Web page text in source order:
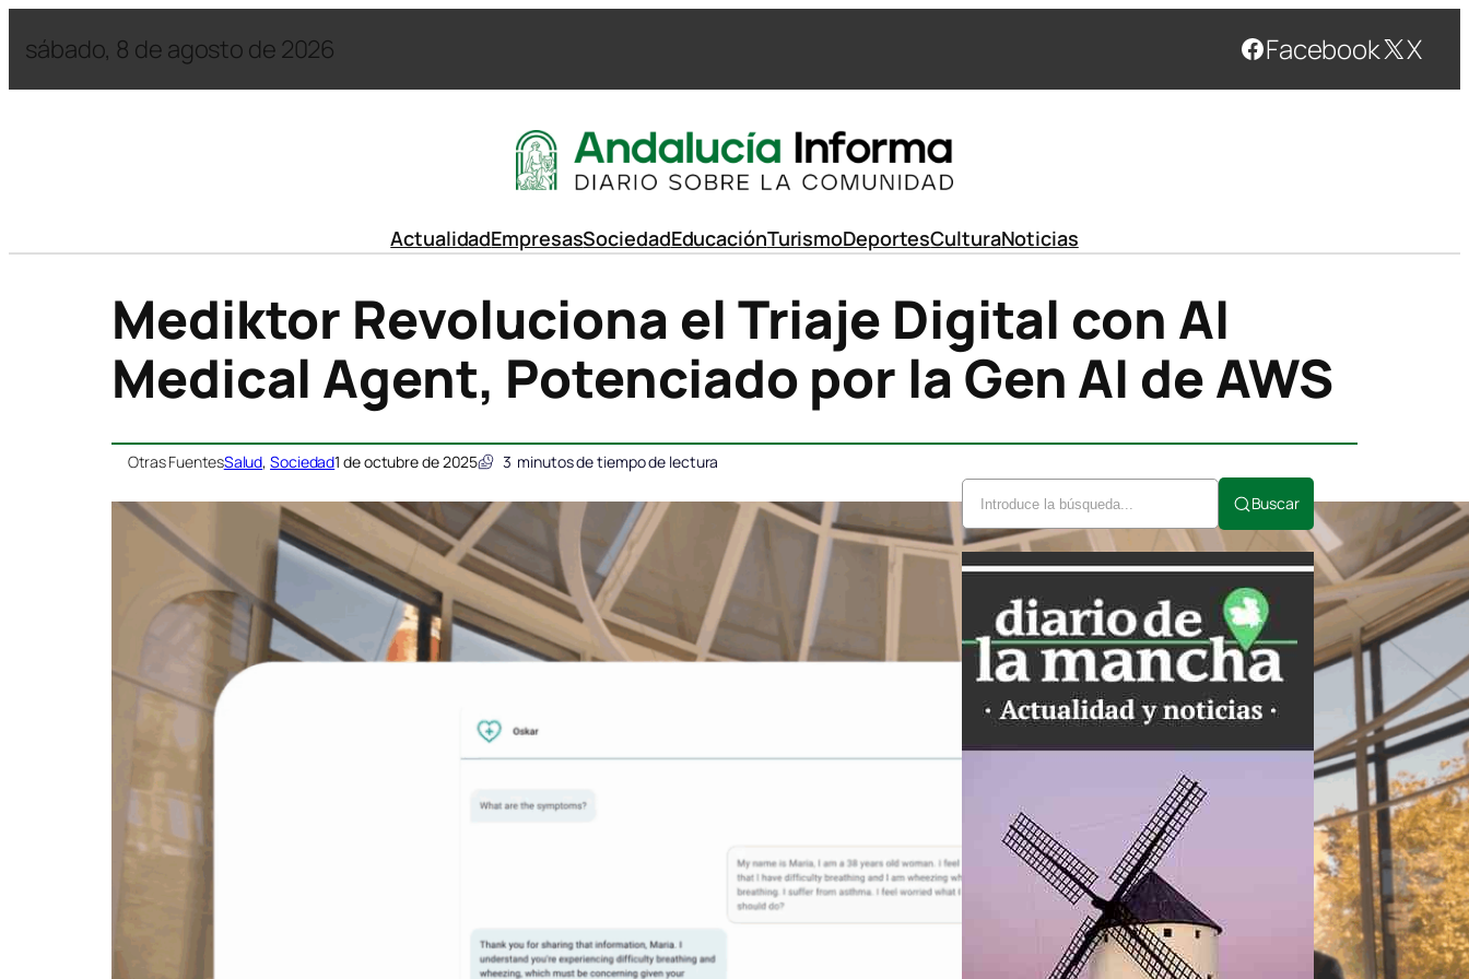
sábado, 8 de agosto de 2026 Facebook X
ActualidadEmpresasSociedadEducaciónTurismoDeportesCulturaNoticias
Mediktor Revoluciona el Triaje Digital con AI
Medical Agent, Potenciado por la Gen AI de AWS
Otras FuentesSalud, Sociedad1 de octubre de 2025 3 minutos de tiempo de lectura
Buscar